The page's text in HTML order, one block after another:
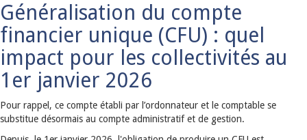
Généralisation du compte
financier unique (CFU) : quel
impact pour les collectivités au
1er janvier 2026
Pour rappel, ce compte établi par l’ordonnateur et le comptable se
substitue désormais au compte administratif et de gestion.